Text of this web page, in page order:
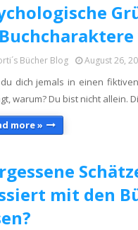
Bücher Blog August 26,
dich jemals in einen
warum? Du bist nicht allein.
more »
mit den